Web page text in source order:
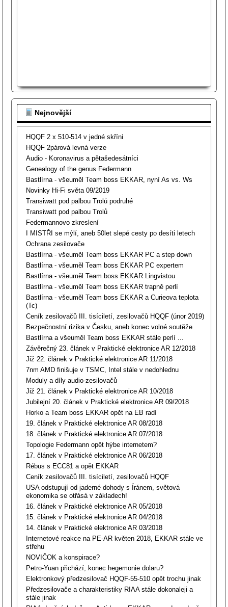
Nejnovější
HQQF 2 x 510-514 v jedné skříni
HQQF 2párová levná verze
Audio - Koronavirus a pětašedesátníci
Genealogy of the genus Federmann
Bastlírna - všeuměl Team boss EKKAR, nyní As vs. Ws
Novinky Hi-Fi světa 09/2019
Transiwatt pod palbou Trolů podruhé
Transiwatt pod palbou Trolů
Federmannovo zkreslení
I MISTŘI se mýlí, aneb 50let slepé cesty po desíti letech
Ochrana zesilovače
Bastlírna - všeuměl Team boss EKKAR PC a step down
Bastlírna - všeuměl Team boss EKKAR PC expertem
Bastlírna - všeuměl Team boss EKKAR Lingvistou
Bastlírna - všeuměl Team boss EKKAR trapně perlí
Bastlírna - všeuměl Team boss EKKAR a Curieova teplota
(Tc)
Ceník zesilovačů III. tisíciletí, zesilovačů HQQF (únor 2019)
Bezpečnostní rizika v Česku, aneb konec volné soutěže
Bastlírna a všeuměl Team boss EKKAR stále perlí ...
Závěrečný 23. článek v Praktické elektronice AR 12/2018
Již 22. článek v Praktické elektronice AR 11/2018
7nm AMD finišuje v TSMC, Intel stále v nedohlednu
Moduly a díly audio-zesilovačů
Již 21. článek v Praktické elektronice AR 10/2018
Jubilejní 20. článek v Praktické elektronice AR 09/2018
Horko a Team boss EKKAR opět na EB radí
19. článek v Praktické elektronice AR 08/2018
18. článek v Praktické elektronice AR 07/2018
Topologie Federmann opět hýbe internetem?
17. článek v Praktické elektronice AR 06/2018
Rébus s ECC81 a opět EKKAR
Ceník zesilovačů III. tisíciletí, zesilovačů HQQF
USA odstupují od jaderné dohody s Íránem, světová
ekonomika se otřásá v základech!
16. článek v Praktické elektronice AR 05/2018
15. článek v Praktické elektronice AR 04/2018
14. článek v Praktické elektronice AR 03/2018
Internetové reakce na PE-AR květen 2018, EKKAR stále ve
střehu
NOVIČOK a konspirace?
Petro-Yuan přichází, konec hegemonie dolaru?
Elektronkový předzesilovač HQQF-55-510 opět trochu jinak
Předzesilovače a charakteristiky RIAA stále dokonaleji a
stále jinak